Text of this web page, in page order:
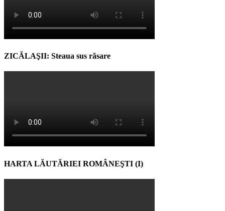
ZICĂLAŞII: Steaua sus răsare
HARTA LĂUTĂRIEI ROMÂNEŞTI (I)